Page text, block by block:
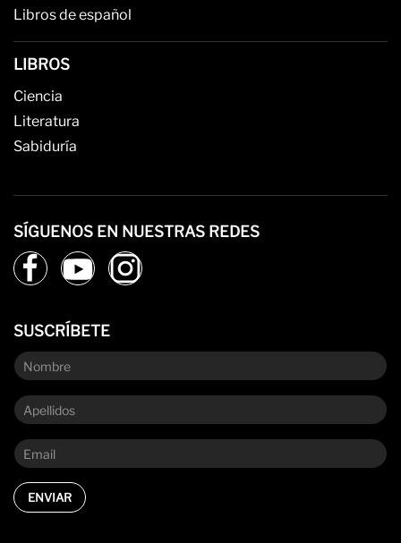
Libros de español
LIBROS
Ciencia
Literatura
Sabiduría
SÍGUENOS EN NUESTRAS REDES
SUSCRÍBETE
ENVIAR